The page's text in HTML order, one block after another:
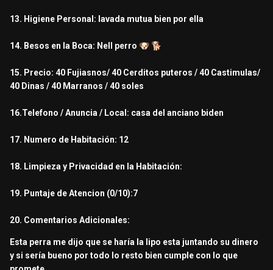
13. Higiene Personal: lavada mutua bien por ella
14. Besos en la Boca: Nell perro 🐶 🐕
15. Precio: 40 Fujiasnos/ 40 Cerditos puteros / 40 Castimulas/
40 Dinas / 40 Marranos / 40 soles
16.Telefono / Anuncia / Local: casa del anciano biden
17. Numero de Habitación: 12
18. Limpieza y Privacidad en la Habitación:
19. Puntaje de Atencion (0/10):7
20. Comentarios Adicionales:
Esta perra me dijo que se haría la lipo esta juntando su dinero
y si sería bueno por todo lo resto bien cumple con lo que